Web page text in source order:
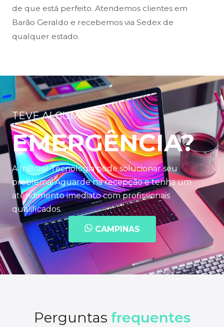
de que está perfeito. Atendemos clientes em
Barão Geraldo e recebemos via Sedex de
qualquer estado.
TEVE ALGUMA
EMERGÊNCIA?
A InBrasil Tecnologia pode solucionar seu
problema! Aguarde na recepção e tenha um
atendimento imediato com profissionais
qualificados.
CAMPINAS
Perguntas frequentes